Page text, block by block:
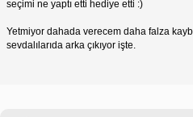
seçimi ne yaptı etti hediye etti :)
Yetmiyor dahada verecem daha falza
sevdalılarıda arka çıkıyor işte.